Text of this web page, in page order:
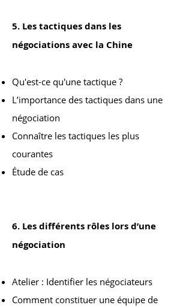
5. Les tactiques dans les
négociations avec la Chine
Qu'est-ce qu'une tactique ?
L’importance des tactiques dans une
négociation
Connaître les tactiques les plus
courantes
Étude de cas
6. Les différents rôles lors d’une
négociation
Atelier : Identifier les négociateurs
Comment constituer une équipe de